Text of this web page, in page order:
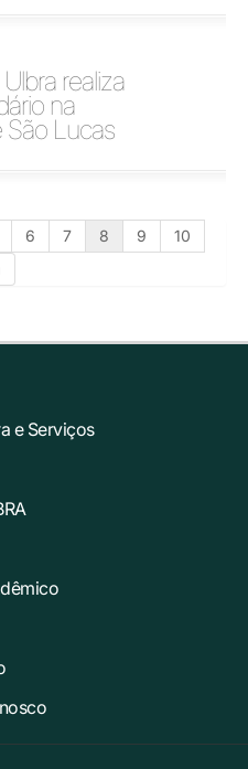
realiza
na
Lucas
6 7 8 9
10
e Serviços